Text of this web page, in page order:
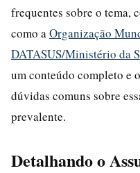
frequentes sobre o tema,
como a Organização
DATASUS/Ministério da
um conteúdo completo e
dúvidas comuns sobre
prevalente.
Detalhando o